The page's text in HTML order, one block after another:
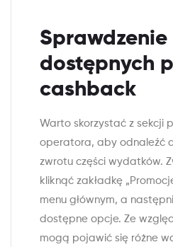
Sprawdzenie
dostępnych
cashback
Warto skorzystać z sekcji
operatora, aby odnaleźć
zwrotu części wydatków.
kliknąć zakładkę
menu głównym, a
dostępne opcje. Ze
mogą pojawić się różne